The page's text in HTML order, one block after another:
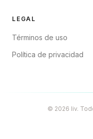
LEGAL
Términos de uso
Política de privacidad
© 2026 liv.